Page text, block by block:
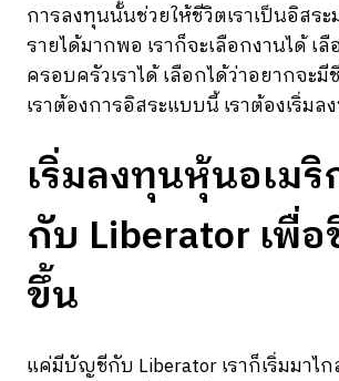
การลงทุนนั้นช่วยให้ชีวิตเราเป็นอิสระ
รายได้มากพอ เราก็จะเลือกงานได้ เ
ครอบครัวเราได้ เลือกได้ว่าอยากจะ
เราต้องการอิสระแบบนี้ เราต้องเริ่ม
เริ่มลงทุนหุ้นอเม
กับ Liberator เพื่
ขึ้น
แค่มีบัญชีกับ Liberator เราก็เริ่มมาไก